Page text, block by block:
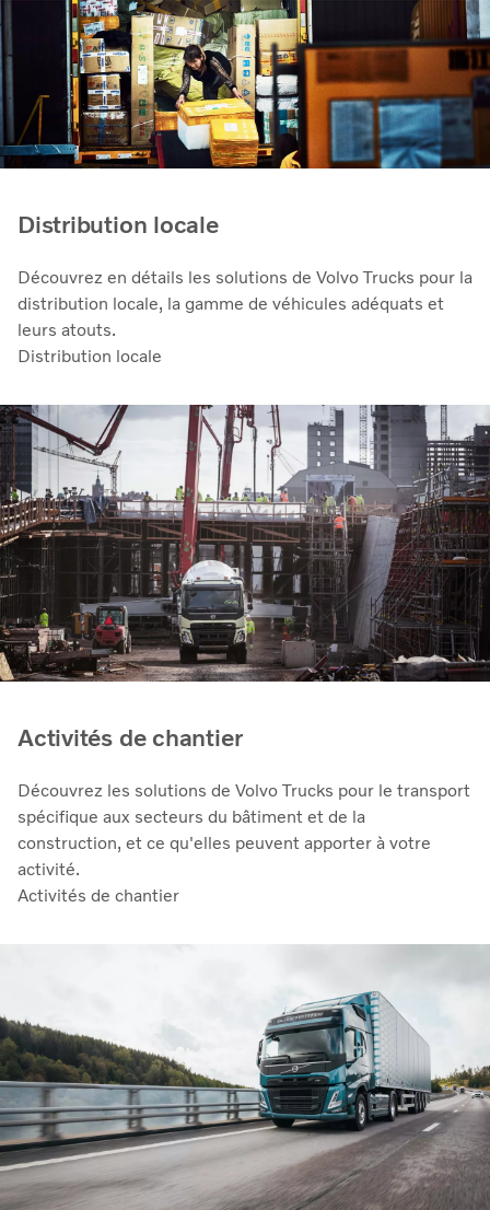
Distribution locale
Découvrez en détails les solutions de Volvo Trucks pour la
distribution locale, la gamme de véhicules adéquats et
leurs atouts.
Distribution locale
Activités de chantier
Découvrez les solutions de Volvo Trucks pour le transport
spécifique aux secteurs du bâtiment et de la
construction, et ce qu'elles peuvent apporter à votre
activité.
Activités de chantier